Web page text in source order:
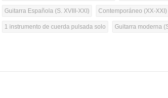
Guitarra Española (S. XVIII-XXI) Contemporáneo (XX-XXI)
1 instrumento de cuerda pulsada solo Guitarra moderna